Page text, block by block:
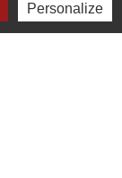
Personalize